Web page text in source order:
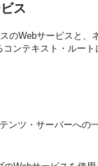
ス
のWebサービスと
ンテキスト・ルート
ンツ・サーバーへ